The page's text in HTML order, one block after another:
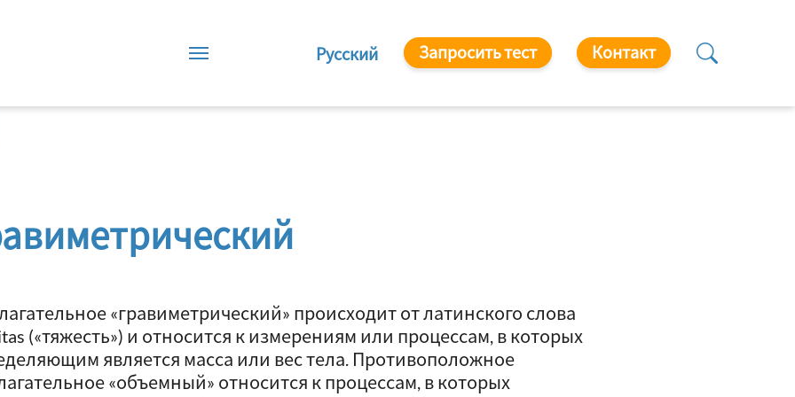
Русский Запросить тест Контакт
«гравиметрический» происходит от латинского слова
(«тяжесть») и относится к измерениям или процессам, в которых
является масса или вес тела. Противоположное
«объемный» относится к процессам, в которых